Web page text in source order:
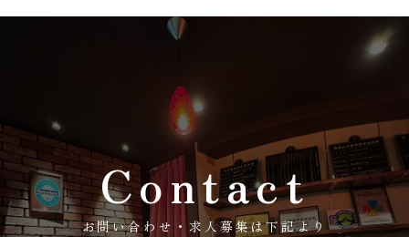
Contact
お問い合わせ・求人募集は下記より